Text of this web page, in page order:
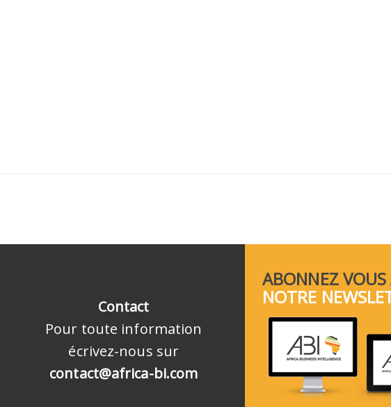
Contact
Pour toute information
écrivez-nous sur
contact@africa-bi.com
ABONNEZ VOUS
NOTRE